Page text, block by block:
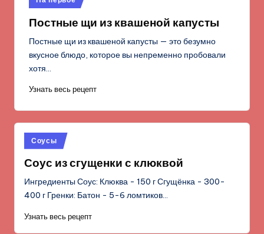
в
Постные щи из квашеной капусты
Постные щи из квашеной капусты — это безумно
вкусное блюдо, которое вы непременно пробовали
хотя…
Узнать весь рецепт
Опубликовано
в
Соусы
Соус из сгущенки с клюквой
Ингредиенты Соус: Клюква - 150 г Сгущёнка - 300-
400 г Гренки: Батон - 5-6 ломтиков…
Узнать весь рецепт